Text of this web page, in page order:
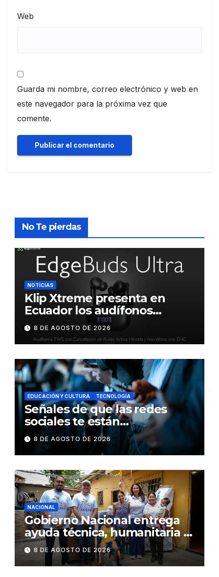
Web
Guarda mi nombre, correo electrónico y web en
este navegador para la próxima vez que
comente.
No Te pierdas
NOTICIAS
Klip Xtreme presenta en
Ecuador los audífonos
DynaBuds con sonido
inteligente y control táctil
8 DE AGOSTO DE 2026
EDUCACIÓN Y CULTURA TECNOLOGÍA
Señales de que las redes
sociales te están
consumiendo
8 DE AGOSTO DE 2026
NACIONAL
Gobierno Nacional entrega
ayuda técnica, humanitaria y
Bono Joaquín Gallegos Lara a
familia en situación de
vulnerabilidad
8 DE AGOSTO DE 2026